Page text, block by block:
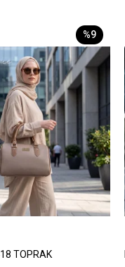
%9
TOPRAK